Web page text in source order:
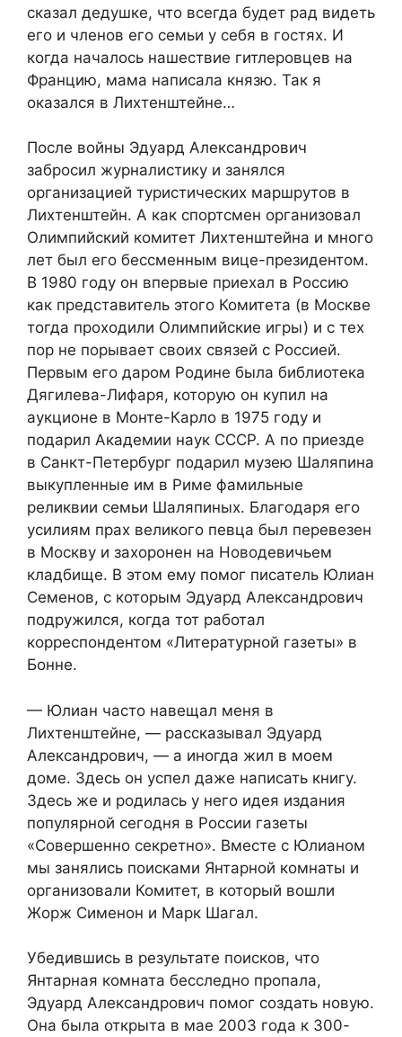
сказал дедушке, что всегда будет рад видеть
его и членов его семьи у себя в гостях. И
когда началось нашествие гитлеровцев на
Францию, мама написала князю. Так я
оказался в Лихтенштейне…
После войны Эдуард Александрович
забросил журналистику и занялся
организацией туристических маршрутов в
Лихтенштейн. А как спортсмен организовал
Олимпийский комитет Лихтенштейна и много
лет был его бессменным вице-президентом.
В 1980 году он впервые приехал в Россию
как представитель этого Комитета (в Москве
тогда проходили Олимпийские игры) и с тех
пор не порывает своих связей с Россией.
Первым его даром Родине была библиотека
Дягилева-Лифаря, которую он купил на
аукционе в Монте-Карло в 1975 году и
подарил Академии наук СССР. А по приезде
в Санкт-Петербург подарил музею Шаляпина
выкупленные им в Риме фамильные
реликвии семьи Шаляпиных. Благодаря его
усилиям прах великого певца был перевезен
в Москву и захоронен на Новодевичьем
кладбище. В этом ему помог писатель Юлиан
Семенов, с которым Эдуард Александрович
подружился, когда тот работал
корреспондентом «Литературной газеты» в
Бонне.
— Юлиан часто навещал меня в
Лихтенштейне, — рассказывал Эдуард
Александрович, — а иногда жил в моем
доме. Здесь он успел даже написать книгу.
Здесь же и родилась у него идея издания
популярной сегодня в России газеты
«Совершенно секретно». Вместе с Юлианом
мы занялись поисками Янтарной комнаты и
организовали Комитет, в который вошли
Жорж Сименон и Марк Шагал.
Убедившись в результате поисков, что
Янтарная комната бесследно пропала,
Эдуард Александрович помог создать новую.
Она была открыта в мае 2003 года к 300-